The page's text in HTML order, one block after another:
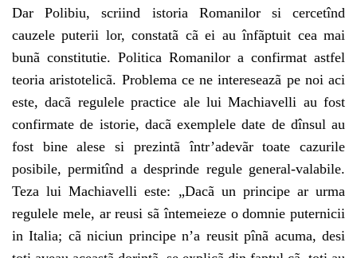
Dar Polibiu, scriind istoria Romanilor si cercetînd
cauzele puterii lor, constatã cã ei au înfãptuit cea mai
bunã constitutie. Politica Romanilor a confirmat astfel
teoria aristotelicã. Problema ce ne intereseazã pe noi aci
este, dacã regulele practice ale lui Machiavelli au fost
confirmate de istorie, dacã exemplele date de dînsul au
fost bine alese si prezintã într’adevãr toate cazurile
posibile, permitînd a desprinde regule general-valabile.
Teza lui Machiavelli este: „Dacã un principe ar urma
regulele mele, ar reusi sã întemeieze o domnie puternicii
in Italia; cã niciun principe n’a reusit pînã acuma, desi